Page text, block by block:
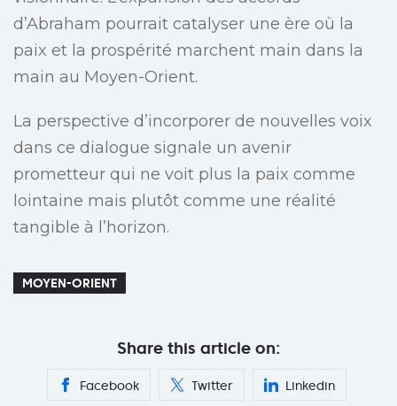
d’Abraham pourrait catalyser une ère où la
paix et la prospérité marchent main dans la
main au Moyen-Orient.
La perspective d’incorporer de nouvelles voix
dans ce dialogue signale un avenir
prometteur qui ne voit plus la paix comme
lointaine mais plutôt comme une réalité
tangible à l’horizon.
MOYEN-ORIENT
Share this article on:
Facebook Twitter Linkedin